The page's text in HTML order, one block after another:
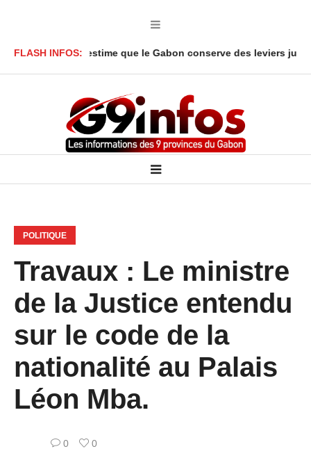
FLASH INFOS:estime que le Gabon conserve des leviers juridiques
POLITIQUE
Travaux : Le ministre
de la Justice entendu
sur le code de la
nationalité au Palais
Léon Mba.
0 0